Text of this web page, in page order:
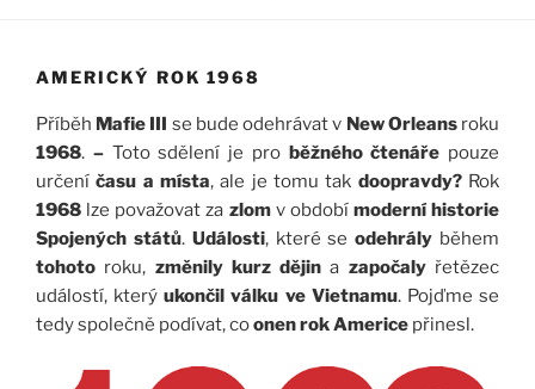
AMERICKÝ ROK 1968
Příběh Mafie III se bude odehrávat v New Orleansroku
1968. –Toto sdělení je pro běžného čtenáře pouze
určeníčasu a místa, ale je tomu tak doopravdy? Rok
1968 lze považovat za zlom v období moderní historie
Spojených států. Události, které se odehrály během
tohoto roku, změnily kurz dějina započalyřetězec
událostí, kterýukončil válku ve Vietnamu. Pojďme se
tedy společně podívat, coonen rokAmerice přinesl.